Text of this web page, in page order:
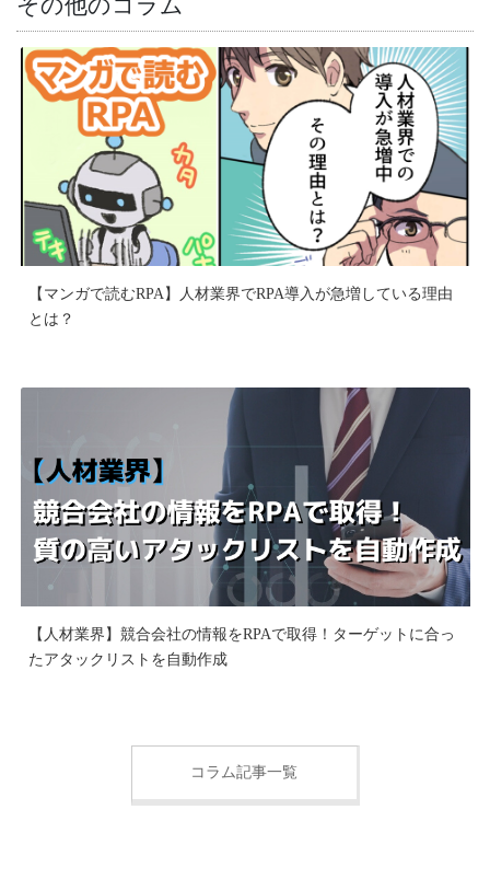
その他のコラム
【マンガで読むRPA】人材業界でRPA導入が急増している理由
とは？
【人材業界】競合会社の情報をRPAで取得！ターゲットに合っ
たアタックリストを自動作成
コラム記事一覧